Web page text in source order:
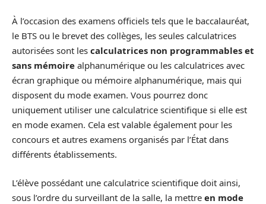
À l’occasion des examens officiels tels que le baccalauréat,
le BTS ou le brevet des collèges, les seules calculatrices
autorisées sont les calculatrices non programmables et
sans mémoire alphanumérique ou les calculatrices avec
écran graphique ou mémoire alphanumérique, mais qui
disposent du mode examen. Vous pourrez donc
uniquement utiliser une calculatrice scientifique si elle est
en mode examen. Cela est valable également pour les
concours et autres examens organisés par l’État dans
différents établissements.
L’élève possédant une calculatrice scientifique doit ainsi,
sous l’ordre du surveillant de la salle, la mettre en mode